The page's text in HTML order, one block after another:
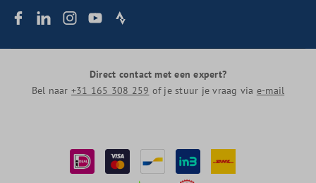
Direct contact met een expert?
Bel naar +31 165 308 259 of je stuur je vraag via e-mail